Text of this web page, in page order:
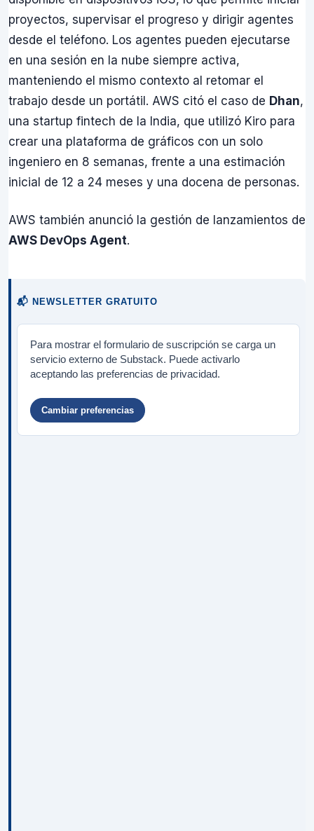
proyectos, supervisar el progreso y dirigir agentes
desde el teléfono. Los agentes pueden ejecutarse
en una sesión en la nube siempre activa,
manteniendo el mismo contexto al retomar el
trabajo desde un portátil. AWS citó el caso de Dhan,
una startup fintech de la India, que utilizó Kiro para
crear una plataforma de gráficos con un solo
ingeniero en 8 semanas, frente a una estimación
inicial de 12 a 24 meses y una docena de personas.
AWS también anunció la gestión de lanzamientos de
AWS DevOps Agent.
📬 NEWSLETTER GRATUITO
Para mostrar el formulario de suscripción se carga un
servicio externo de Substack. Puede activarlo
aceptando las preferencias de privacidad.
Cambiar preferencias